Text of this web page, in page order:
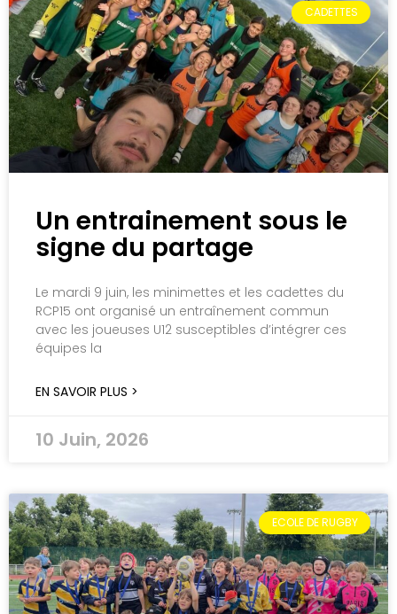
CADETTES
Un entrainement sous le
signe du partage
Le mardi 9 juin, les minimettes et les cadettes du
RCP15 ont organisé un entraînement commun
avec les joueuses U12 susceptibles d’intégrer ces
équipes la
EN SAVOIR PLUS >
10 Juin, 2026
ECOLE DE RUGBY